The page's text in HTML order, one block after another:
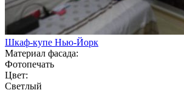
Шкаф-купе Нью-Йорк
Материал фасада:
Фотопечать
Цвет:
Светлый